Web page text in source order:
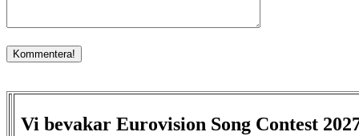
Vi bevakar Eurovision Song Contest